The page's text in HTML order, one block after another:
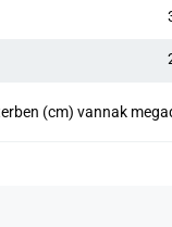
(cm) vannak